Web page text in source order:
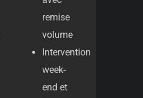
remise
volume
Intervention
week-
end et